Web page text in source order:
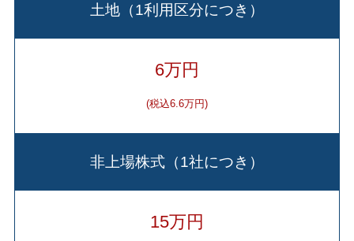
土地（1利用区分につき）
6万円
(税込6.6万円)
非上場株式（1社につき）
15万円